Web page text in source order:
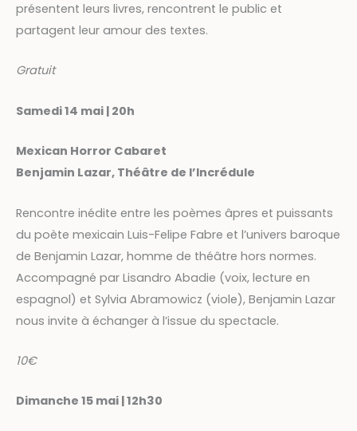
présentent leurs livres, rencontrent le public et
partagent leur amour des textes.
Gratuit
Samedi 14 mai | 20h
Mexican Horror Cabaret
Benjamin Lazar, Théâtre de l’Incrédule
Rencontre inédite entre les poèmes âpres et puissants
du poète mexicain Luis-Felipe Fabre et l’univers baroque
de Benjamin Lazar, homme de théâtre hors normes.
Accompagné par Lisandro Abadie (voix, lecture en
espagnol) et Sylvia Abramowicz (viole), Benjamin Lazar
nous invite à échanger à l’issue du spectacle.
10€
Dimanche 15 mai | 12h30